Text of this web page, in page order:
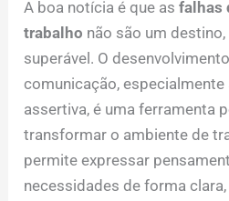
A boa notícia é que asfalhas
trabalho não são um
superável. O
comunicação,
assertiva, é uma ferramenta
transformar o ambiente de
permite expressar
necessidades de forma